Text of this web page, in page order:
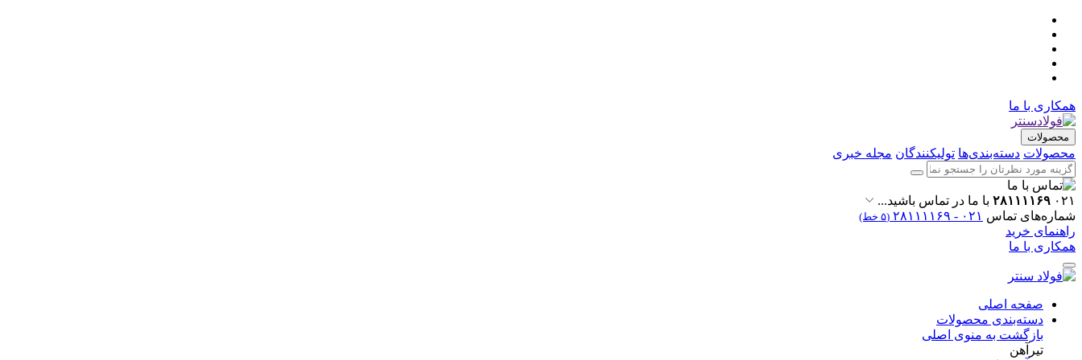
همکاری با ما
محصولات
محصولات دسته‌بندی‌ها تولیکنندگان مجله خبری
۰۲۱ ۲۸۱۱۱۱۶۹ با ما در تماس باشید...
شماره‌های تماس ۰۲۱ - ۲۸۱۱۱۱۶۹ (۵ خط)
راهنمای خرید
همکاری با ما
صفحه اصلی
دسته‌بندی محصولات
بازگشت به منوی اصلی
تیرآهن